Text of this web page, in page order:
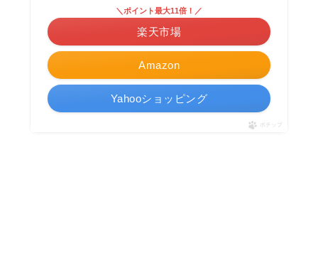
Amazon
＼ポイント最大11倍！／
楽天市場
Yahooショッピング
ポチップ